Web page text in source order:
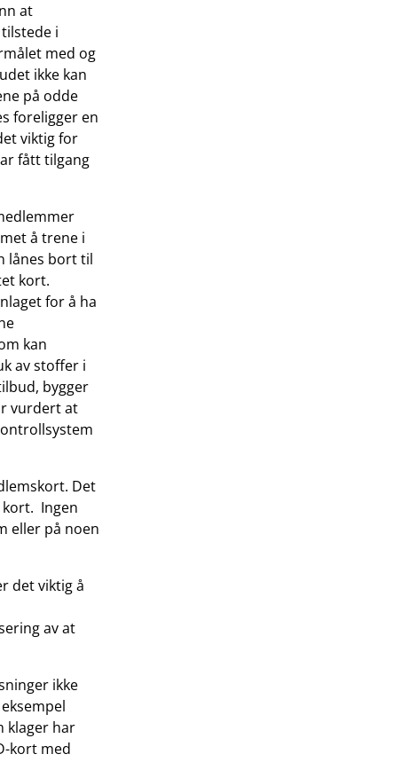
at
i
med og
ikke kan
på odde
foreligger en
viktig for
fått tilgang
å trene i
lånes bort til
kort.
for å ha
kan
av stoffer i
bygger
vurdert at
Det
kort. Ingen
eller på noen
det viktig å
av at
ikke
klager har
kort med